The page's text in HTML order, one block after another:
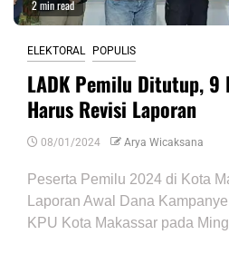
2 min read
ELEKTORAL POPULIS
LADK Pemilu Ditutup, 9
Harus Revisi Laporan
08/01/2024 Arya Wicaksana
Peserta Pemilu 2024 di Kota
Laporan Awal Dana
KPU Kota Makassar pada